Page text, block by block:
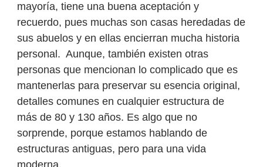
mayoría, tiene una buena aceptación y
recuerdo, pues muchas son casas heredadas de
sus abuelos y en ellas encierran mucha historia
personal. Aunque, también existen otras
personas que mencionan lo complicado que es
mantenerlas para preservar su esencia original,
detalles comunes en cualquier estructura de
más de 80 y 130 años. Es algo que no
sorprende, porque estamos hablando de
estructuras antiguas, pero para una vida